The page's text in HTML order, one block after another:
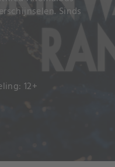
Sinds
12+